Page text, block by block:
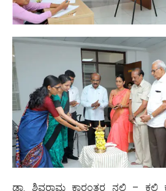
ಡಾ. ಶಿವರಾಮ ಕಾರಂತರ ನಲಿ – ಕಲಿ